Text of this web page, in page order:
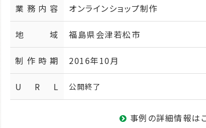
業務内容 オンラインショップ制作
地域 福島県会津若松市
制作時期 2016年10月
U R L 公開終了
事例の詳細情報は